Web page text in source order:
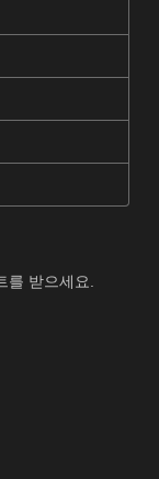
를 받으세요.